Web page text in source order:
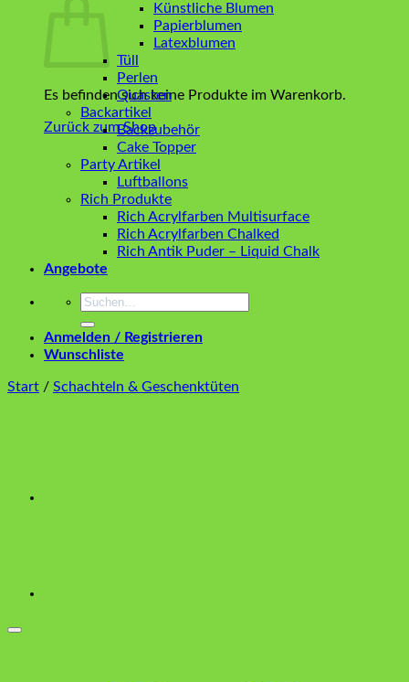
Es befinden sich keine Produkte im Warenkorb.
Zurück zum Shop
Künstliche Blumen
Papierblumen
Latexblumen
Tüll
Perlen
Quasten
Backartikel
Backzubehör
Cake Topper
Party Artikel
Luftballons
Rich Produkte
Rich Acrylfarben Multisurface
Rich Acrylfarben Chalked
Rich Antik Puder – Liquid Chalk
Angebote
Suchen
Anmelden / Registrieren
Wunschliste
Start / Schachteln & Geschenktüten